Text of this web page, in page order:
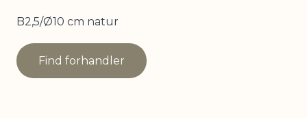
B2,5/Ø10 cm natur
Find forhandler